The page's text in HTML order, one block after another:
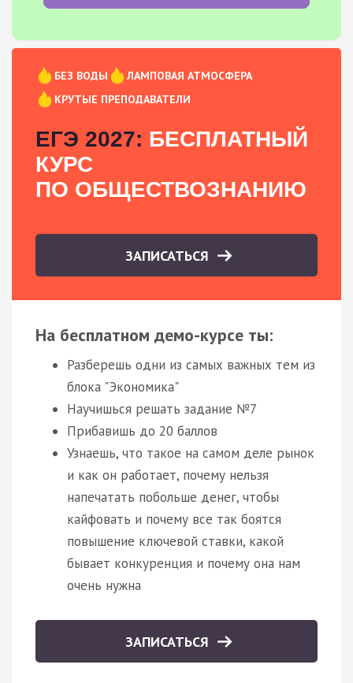
БЕЗ ВОДЫ
ЛАМПОВАЯ АТМОСФЕРА
КРУТЫЕ ПРЕПОДАВАТЕЛИ
ЕГЭ 2027: БЕСПЛАТНЫЙ
КУРС
ПО ОБЩЕСТВОЗНАНИЮ
ЗАПИСАТЬСЯ
На бесплатном демо-курсе ты:
Разберешь одни из самых важных тем из
блока "Экономика"
Научишься решать задание №7
Прибавишь до 20 баллов
Узнаешь, что такое на самом деле рынок
и как он работает, почему нельзя
напечатать побольше денег, чтобы
кайфовать и почему все так боятся
повышение ключевой ставки, какой
бывает конкуренция и почему она нам
очень нужна
ЗАПИСАТЬСЯ